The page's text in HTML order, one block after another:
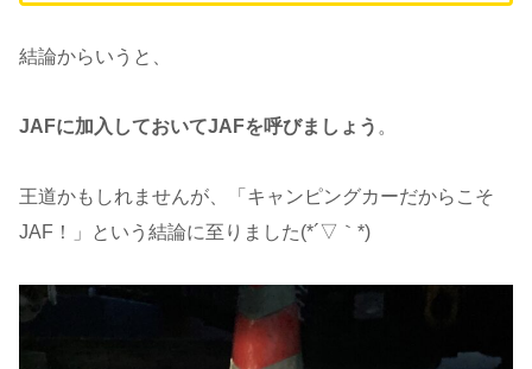
結論からいうと、
JAFに加入しておいてJAFを呼びましょう 。
王道かもしれませんが、「キャンピングカーだからこそ
JAF！」という結論に至りました(*´▽｀*)